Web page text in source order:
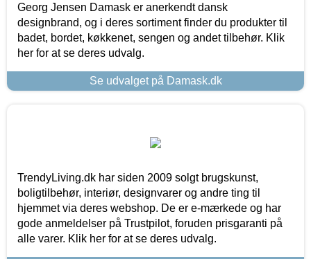
Georg Jensen Damask er anerkendt dansk
designbrand, og i deres sortiment finder du produkter til
badet, bordet, køkkenet, sengen og andet tilbehør. Klik
her for at se deres udvalg.
Se udvalget på Damask.dk
TrendyLiving.dk har siden 2009 solgt brugskunst,
boligtilbehør, interiør, designvarer og andre ting til
hjemmet via deres webshop. De er e-mærkede og har
gode anmeldelser på Trustpilot, foruden prisgaranti på
alle varer. Klik her for at se deres udvalg.